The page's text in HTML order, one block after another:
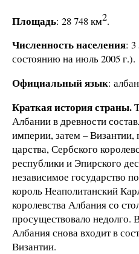
Площадь: 28 748 км2.
Численность населения: 3
состоянию на июль 2005 г.).
Официальный язык:
Краткая история страны.
Албании в древности
империи, затем – Византии,
царства, Сербского
республики и Эпирского
независимое государство
король Неаполитанский
королевства Албания со
просуществовало недолго.
Албания снова входит в
Византии.